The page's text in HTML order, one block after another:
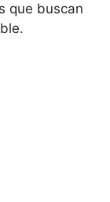
que buscan